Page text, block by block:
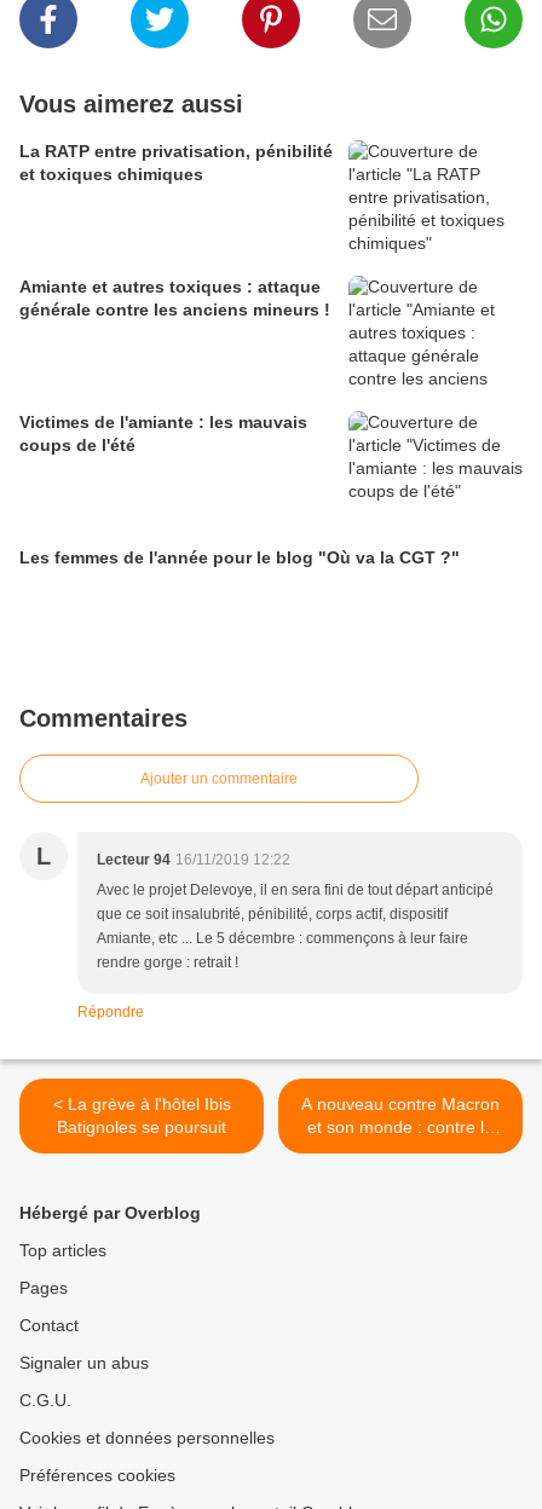
Vous aimerez aussi
La RATP entre privatisation, pénibilité
et toxiques chimiques
Amiante et autres toxiques : attaque
générale contre les anciens mineurs !
Victimes de l'amiante : les mauvais
coups de l'été
Les femmes de l'année pour le blog "Où va la CGT ?"
Commentaires
Ajouter un commentaire
L Lecteur 94 16/11/2019 12:22
Avec le projet Delevoye, il en sera fini de tout départ anticipé
que ce soit insalubrité, pénibilité, corps actif, dispositif
Amiante, etc ... Le 5 décembre : commençons à leur faire
rendre gorge : retrait !
Répondre
< La grève à l'hôtel Ibis
Batignoles se poursuit
A nouveau contre Macron
et son monde : contre la
pénibilité, défendons nos
Hébergé par Overblog
Top articles
Pages
Contact
Signaler un abus
C.G.U.
Cookies et données personnelles
Préférences cookies